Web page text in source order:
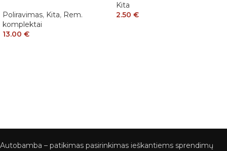
Poliravimas, Kita, Rem.
komplektai
13.00 €
Kita
2.50 €
Autobamba – patikimas pasirinkimas ieškantiems sprendimų